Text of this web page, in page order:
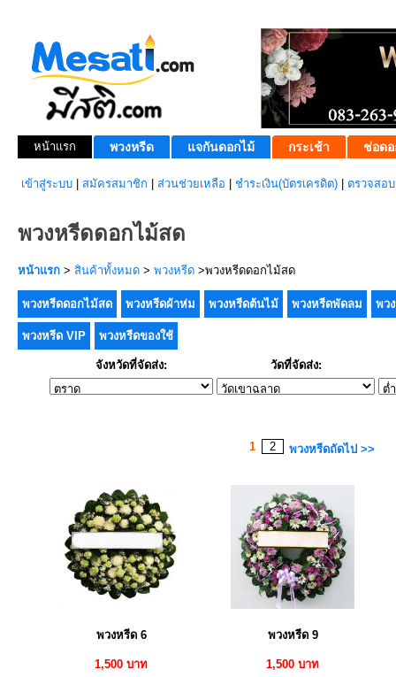
หน้าแรก พวงหรีด แจกันดอกไม้ กระเช้า ช่อดอ
เข้าสู่ระบบ สมัครสมาชิก ส่วนช่วยเหลือ ชำระเงิน(บัตรเครดิต) ตรวจสอ
พวงหรีดดอกไม้สด
หน้าแรก > สินค้าทั้งหมด > พวงหรีด >พวงหรีดดอกไม้สด
พวงหรีดดอกไม้สด พวงหรีดผ้าห่ม พวงหรีดต้นไม้ พวงหรีดพัดลม พว
พวงหรีด VIP พวงหรีดของใช้
จังหวัดที่จัดส่ง: วัดที่จัดส่ง:
1 2 พวงหรีดถัดไป >>
พวงหรีด 6
1,500 บาท
พวงหรีด 9
1,500 บาท